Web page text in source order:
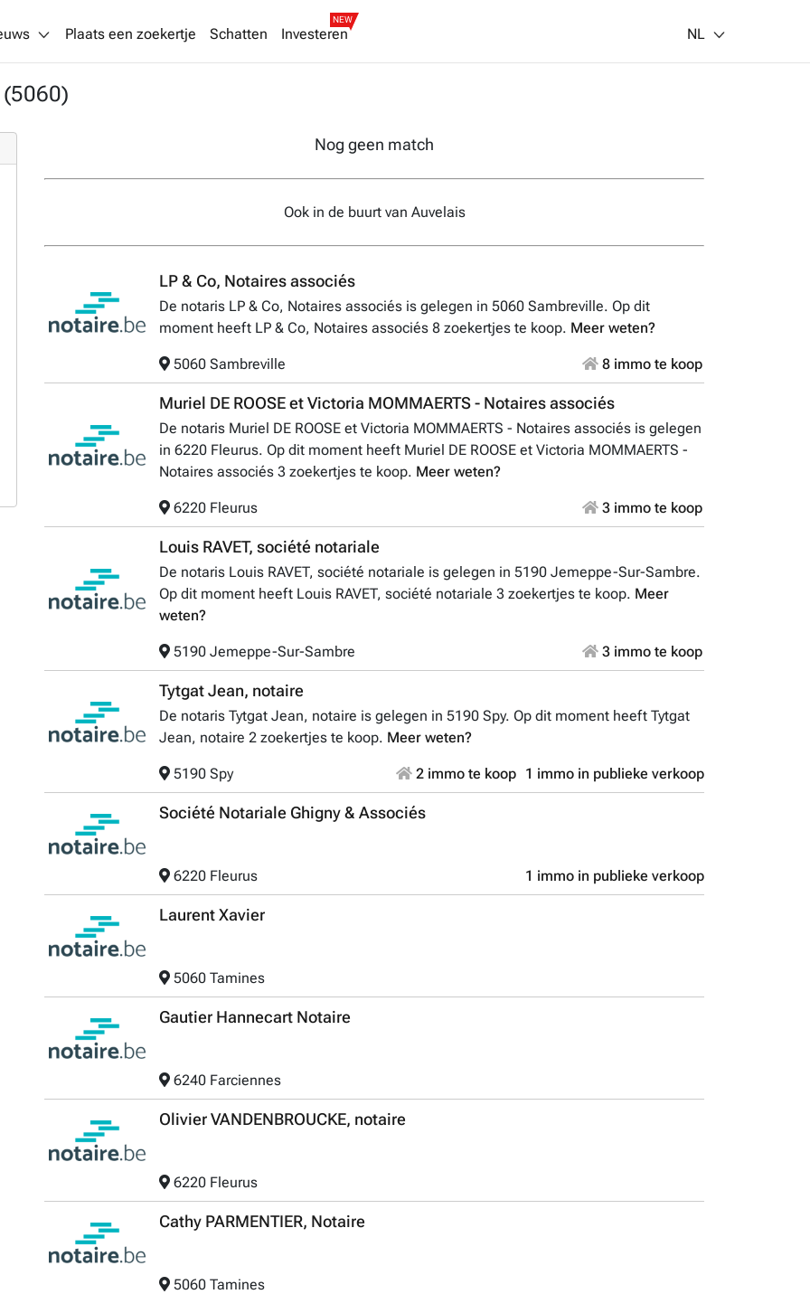
Plaats een zoekertje Schatten Investeren
NEW
NL
(5060)
Nog geen match
Ook in de buurt van Auvelais
LP & Co, Notaires associés
De notaris LP & Co, Notaires associés is gelegen in 5060 Sambreville. Op dit
moment heeft LP & Co, Notaires associés 8 zoekertjes te koop. Meer weten?
5060 Sambreville 8 immo te koop
Muriel DE ROOSE et Victoria MOMMAERTS - Notaires associés
De notaris Muriel DE ROOSE et Victoria MOMMAERTS - Notaires associés is gelegen
in 6220 Fleurus. Op dit moment heeft Muriel DE ROOSE et Victoria MOMMAERTS -
Notaires associés 3 zoekertjes te koop. Meer weten?
6220 Fleurus 3 immo te koop
Louis RAVET, société notariale
De notaris Louis RAVET, société notariale is gelegen in 5190 Jemeppe-Sur-Sambre.
Op dit moment heeft Louis RAVET, société notariale 3 zoekertjes te koop. Meer
weten?
5190 Jemeppe-Sur-Sambre 3 immo te koop
Tytgat Jean, notaire
De notaris Tytgat Jean, notaire is gelegen in 5190 Spy. Op dit moment heeft Tytgat
Jean, notaire 2 zoekertjes te koop. Meer weten?
5190 Spy 2 immo te koop 1 immo in publieke verkoop
Société Notariale Ghigny & Associés
6220 Fleurus 1 immo in publieke verkoop
Laurent Xavier
5060 Tamines
Gautier Hannecart Notaire
6240 Farciennes
Olivier VANDENBROUCKE, notaire
6220 Fleurus
Cathy PARMENTIER, Notaire
5060 Tamines